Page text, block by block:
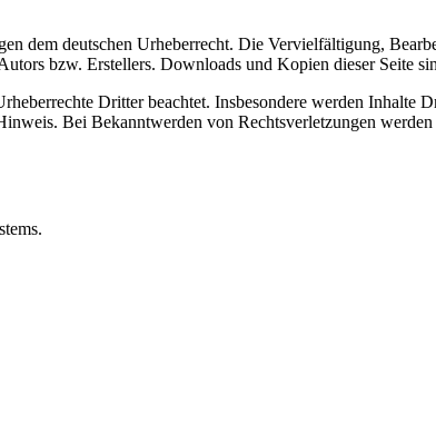
dem deutschen Urheberrecht. Die Vervielfältigung,
bzw. Erstellers. Downloads und Kopien dieser Seite
Dritter beachtet. Insbesondere werden Inhalte
Bei Bekanntwerden von Rechtsverletzungen